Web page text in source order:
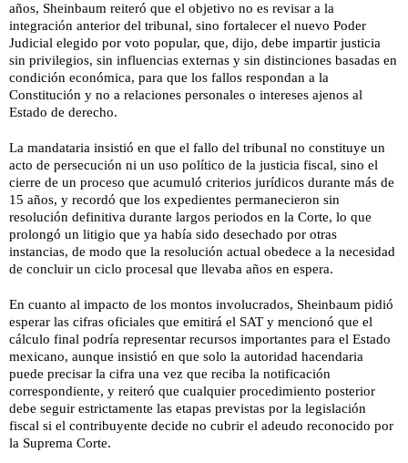
años, Sheinbaum reiteró que el objetivo no es revisar a la
integración anterior del tribunal, sino fortalecer el nuevo Poder
Judicial elegido por voto popular, que, dijo, debe impartir justicia
sin privilegios, sin influencias externas y sin distinciones basadas en
condición económica, para que los fallos respondan a la
Constitución y no a relaciones personales o intereses ajenos al
Estado de derecho.
La mandataria insistió en que el fallo del tribunal no constituye un
acto de persecución ni un uso político de la justicia fiscal, sino el
cierre de un proceso que acumuló criterios jurídicos durante más de
15 años, y recordó que los expedientes permanecieron sin
resolución definitiva durante largos periodos en la Corte, lo que
prolongó un litigio que ya había sido desechado por otras
instancias, de modo que la resolución actual obedece a la necesidad
de concluir un ciclo procesal que llevaba años en espera.
En cuanto al impacto de los montos involucrados, Sheinbaum pidió
esperar las cifras oficiales que emitirá el SAT y mencionó que el
cálculo final podría representar recursos importantes para el Estado
mexicano, aunque insistió en que solo la autoridad hacendaria
puede precisar la cifra una vez que reciba la notificación
correspondiente, y reiteró que cualquier procedimiento posterior
debe seguir estrictamente las etapas previstas por la legislación
fiscal si el contribuyente decide no cubrir el adeudo reconocido por
la Suprema Corte.